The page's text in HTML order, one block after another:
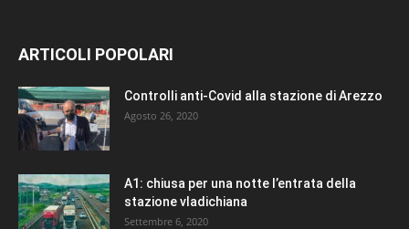
ARTICOLI POPOLARI
Controlli anti-Covid alla stazione di Arezzo
Agosto 26, 2020
A1: chiusa per una notte l’entrata della
stazione vladichiana
Settembre 6, 2020